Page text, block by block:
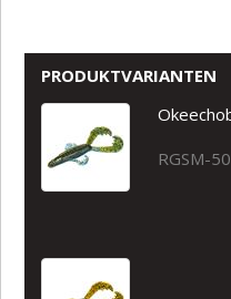
PRODUKTVARIANTEN
RGSM-50